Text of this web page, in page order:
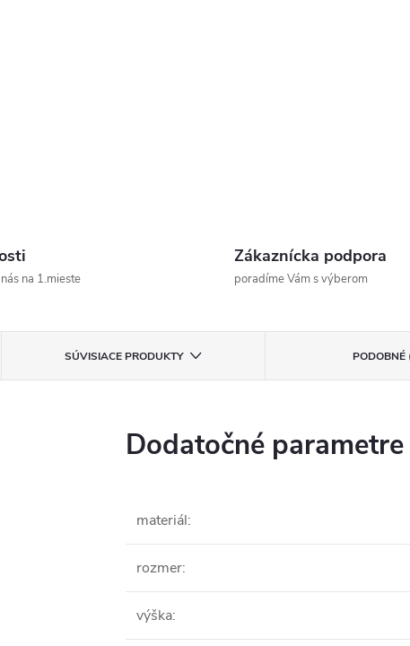
na 1.mieste
Zákaznícka podpora
poradíme Vám s výberom
SÚVISIACE PRODUKTY PODOBNÉ
Dodatočné parametre
materiál:
rozmer:
výška: